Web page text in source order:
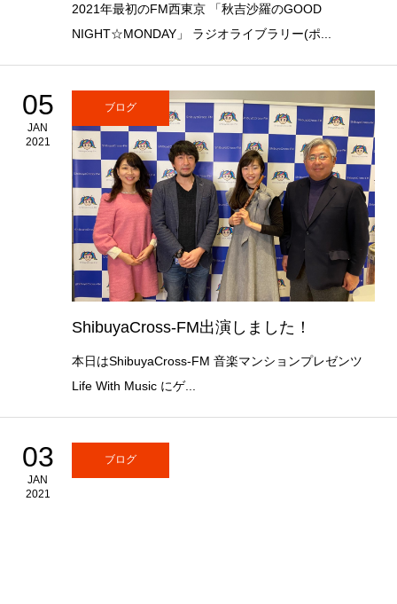
2021年最初のFM西東京 「秋吉沙羅のGOOD
NIGHT☆MONDAY」 ラジオライブラリー(ポ...
05
JAN
2021
ブログ
ShibuyaCross-FM出演しました！
本日はShibuyaCross-FM 音楽マンションプレゼンツ
Life With Music にゲ...
03
JAN
2021
ブログ